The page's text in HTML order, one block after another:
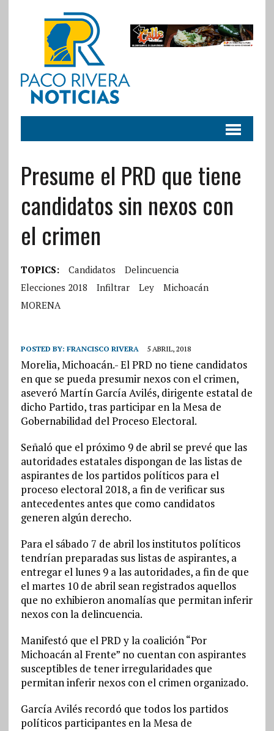
Presume el PRD que tiene
candidatos sin nexos con
el crimen
TOPICS: Candidatos
Delincuencia
Elecciones 2018
Infiltrar Ley
Michoacán
MORENA
POSTED BY: FRANCISCO RIVERA 5 ABRIL, 2018
Morelia, Michoacán.- El PRD no tiene candidatos
en que se pueda presumir nexos con el crimen,
aseveró Martín García Avilés, dirigente estatal de
dicho Partido, tras participar en la Mesa de
Gobernabilidad del Proceso Electoral.
Señaló que el próximo 9 de abril se prevé que las
autoridades estatales dispongan de las listas de
aspirantes de los partidos políticos para el
proceso electoral 2018, a fin de verificar sus
antecedentes antes que como candidatos
generen algún derecho.
Para el sábado 7 de abril los institutos políticos
tendrían preparadas sus listas de aspirantes, a
entregar el lunes 9 a las autoridades, a fin de que
el martes 10 de abril sean registrados aquellos
que no exhibieron anomalías que permitan inferir
nexos con la delincuencia.
Manifestó que el PRD y la coalición “Por
Michoacán al Frente” no cuentan con aspirantes
susceptibles de tener irregularidades que
permitan inferir nexos con el crimen organizado.
García Avilés recordó que todos los partidos
políticos participantes en la Mesa de